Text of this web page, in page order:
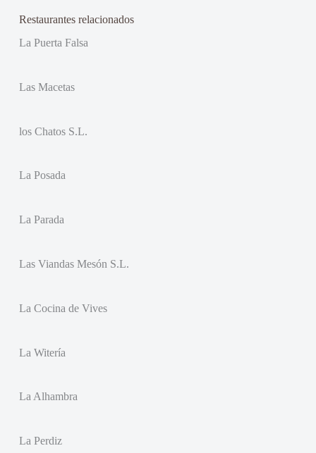
Restaurantes relacionados
La Puerta Falsa
Las Macetas
los Chatos S.L.
La Posada
La Parada
Las Viandas Mesón S.L.
La Cocina de Vives
La Witería
La Alhambra
La Perdiz